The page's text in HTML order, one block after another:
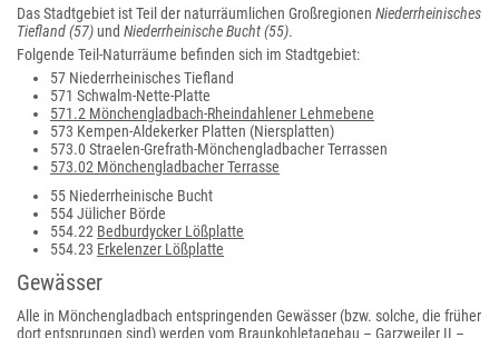
Das Stadtgebiet ist Teil der naturräumlichen Großregionen Niederrheinisches
Tiefland (57) und Niederrheinische Bucht (55).
Folgende Teil-Naturräume befinden sich im Stadtgebiet:
57 Niederrheinisches Tiefland
571 Schwalm-Nette-Platte
571.2 Mönchengladbach-Rheindahlener Lehmebene
573 Kempen-Aldekerker Platten (Niersplatten)
573.0 Straelen-Grefrath-Mönchengladbacher Terrassen
573.02 Mönchengladbacher Terrasse
55 Niederrheinische Bucht
554 Jülicher Börde
554.22 Bedburdycker Lößplatte
554.23 Erkelenzer Lößplatte
Gewässer
Alle in Mönchengladbach entspringenden Gewässer (bzw. solche, die früher
dort entsprungen sind) werden vom Braunkohletagebau – Garzweiler II –